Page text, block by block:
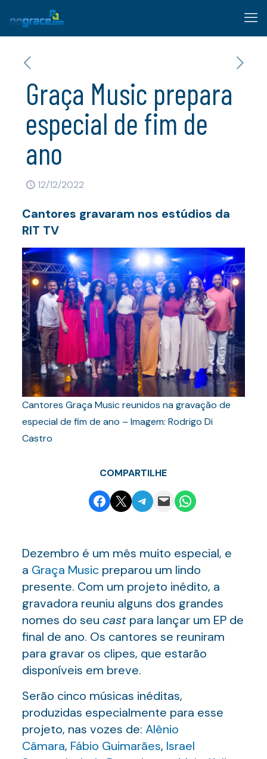
Graça Music prepara
especial de fim de
ano
12/12/2022
Cantores gravaram nos estúdios da
RIT TV
Cantores Graça Music reunidos na gravação de
especial de fim de ano – Imagem: Rodrigo Di
Castro
COMPARTILHE
Share on Facebook
Email this PageShare on Telegram
Email this PageShare on WhatsApp
Dezembro é um mês muito especial, e
a Graça Musicpreparou um lindo
presente. Com um projeto inédito, a
gravadora reuniu alguns dos grandes
nomes do seu castpara lançar um EP de
final de ano. Os cantores se reuniram
para gravar os clipes, que estarão
disponíveis em breve.
Serão cinco músicas inéditas,
produzidas especialmente para esse
projeto, nas vozes de: Alênio
Câmara, Fábio Guimarães, Israel